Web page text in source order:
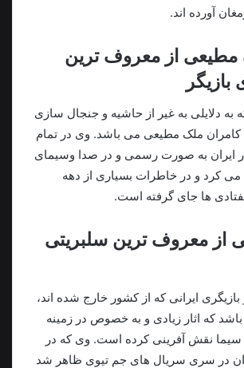
آورده اند.
مطیعی از معروف ترین
به دلایلی به غیر از حاشیه و جنجال سازی
کامران ملک مطیعی می باشد. وی در تمام
ایران به صورت رسمی و در صدا وسیمای
می کرد و در خاطرات بسیاری از دهه
ها جای گرفته است.
از معروف ترین سلبریتی
ایرانی که از کشور خارج شده اند،
که اثار زیادی و به خصوص در زمینه
نقش آفرینی کرده است. وی که در
در سری سریال های جم تیوی ظاهر شد